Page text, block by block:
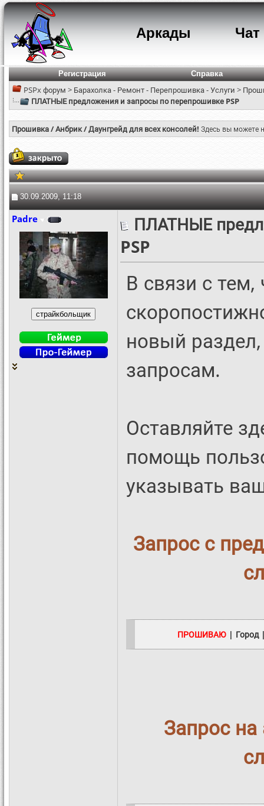
Аркады Чат
Регистрация Справка
PSPx форум > Барахолка - Ремонт - Перепрошивка - Услуги >
ПЛАТНЫЕ предложения и запросы по перепрошивке PSP
Прошивка / Анбрик / Даунгрейд для всех консолей! Здесь вы можете
30.09.2009, 11:18
Padre
ПЛАТНЫЕ
PSP
В связи с
новый
запросам.
Оставляйте
помощь
указывать
Запрос с
ПРОШИВАЮ | Город
Запрос